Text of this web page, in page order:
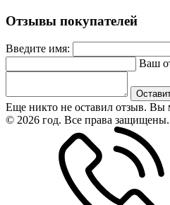
Отзывы покупателей
Введите имя:
Ваш
Еще никто не оставил отзыв. Вы
© 2026 год. Все права защищены.